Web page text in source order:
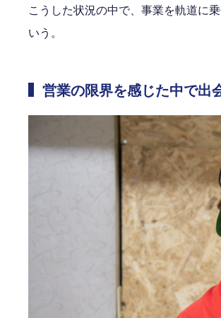
こうした状況の中で、事業を軌道に
いう。
営業の限界を感じた中で出